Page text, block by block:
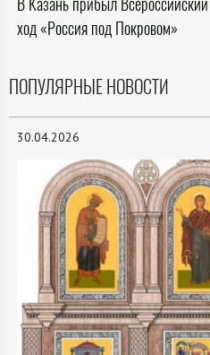
ход «Россия под Покровом»
ПОПУЛЯРНЫЕ НОВОСТИ
30.04.2026